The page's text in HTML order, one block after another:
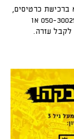
ברכישת כרטיסים,
יכולים לפנות בהודעת וואטסאפ למספר 050-3002526 או